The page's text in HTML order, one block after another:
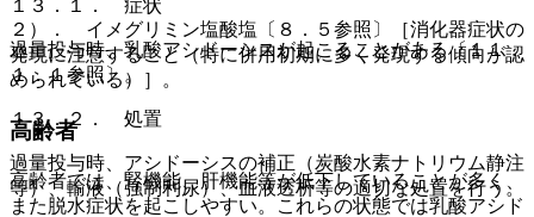
１３．１． 症状
過量投与時、乳酸アシドーシスが起こることがある〔１１．
１．１参照〕。
１３．２． 処置
過量投与時、アシドーシスの補正（炭酸水素ナトリウム静注
等）、輸液（強制利尿）、血液透析等の適切な処置を行う。
２）． イメグリミン塩酸塩〔８．５参照〕［消化器症状の
発現に注意すること（特に併用初期に多く発現する傾向が認
められている）］。
高齢者
高齢者では、腎機能、肝機能等が低下していることが多く、
また脱水症状を起こしやすい。これらの状態では乳酸アシド